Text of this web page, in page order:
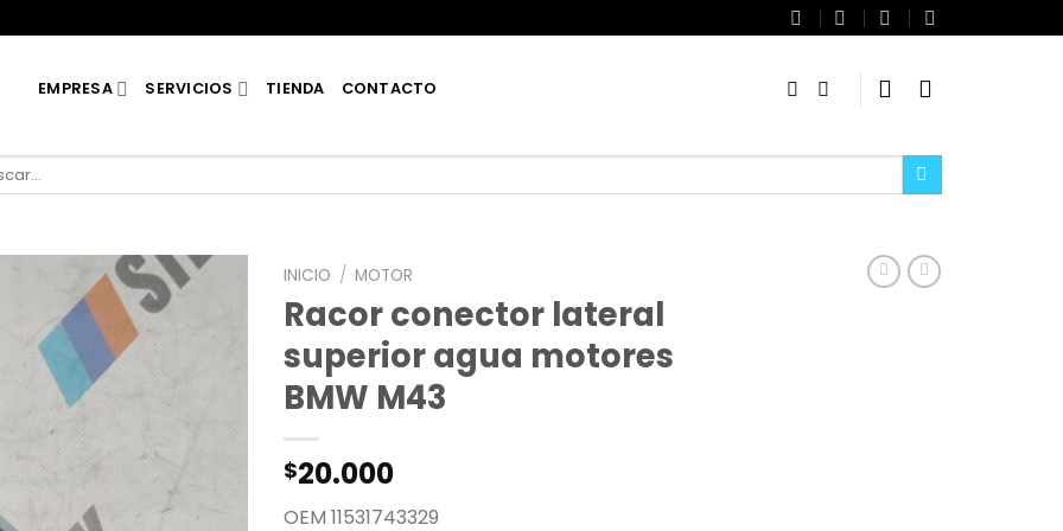
EMPRESA SERVICIOS TIENDA CONTACTO
INICIO / MOTOR
Racor conector lateral
superior agua motores
BMW M43
$20.000
OEM 11531743329